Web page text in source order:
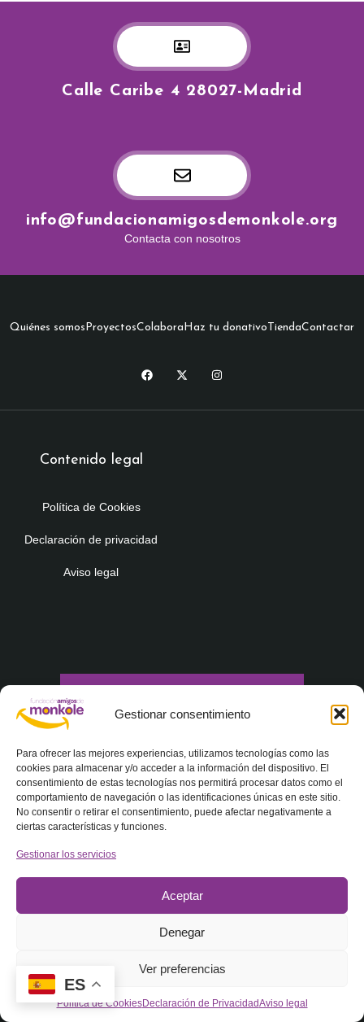
Gestionar consentimiento
Para ofrecer las mejores experiencias, utilizamos tecnologías como las
cookies para almacenar y/o acceder a la información del dispositivo. El
consentimiento de estas tecnologías nos permitirá procesar datos como el
comportamiento de navegación o las identificaciones únicas en este sitio.
No consentir o retirar el consentimiento, puede afectar negativamente a
ciertas características y funciones.
Gestionar los servicios
Aceptar
Denegar
Ver preferencias
Política de CookiesDeclaración de PrivacidadAviso legal
Calle Caribe 4 28027-Madrid
info@fundacionamigosdemonkole.org
Contacta con nosotros
Quiénes somosProyectosColaboraHaz tu donativo TiendaContactar
Contenido legal
Política de Cookies
Declaración de privacidad
Aviso legal
Subscríbete a nuestra Newsletter
electrónico
Correo electrónico de
contacto*
ES